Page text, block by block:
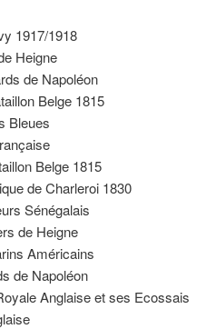
1917/1918
Heigne
de Napoléon
Belge 1815
Bleues
Belge 1815
de Charleroi 1830
Sénégalais
de Heigne
Américains
de Napoléon
Anglaise et ses Ecossais